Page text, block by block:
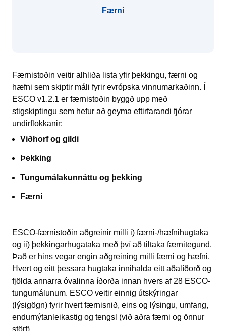
Færni
Færnistoðin veitir alhliða lista yfir þekkingu, færni og
hæfni sem skiptir máli fyrir evrópska vinnumarkaðinn. Í
ESCO v1.2.1 er færnistoðin byggð upp með
stigskiptingu sem hefur að geyma eftirfarandi fjórar
undirflokkanir:
Viðhorf og gildi
Þekking
Tungumálakunnáttu og þekking
Færni
ESCO-færnistoðin aðgreinir milli i) færni-/hæfnihugtaka
og ii) þekkingarhugataka með því að tiltaka færnitegund.
Það er hins vegar engin aðgreining milli færni og hæfni.
Hvert og eitt þessara hugtaka innihalda eitt aðalíðorð og
fjölda annarra óvalinna íðorða innan hvers af 28 ESCO-
tungumálunum. ESCO veitir einnig útskýringar
(lýsigögn) fyrir hvert færnisnið, eins og lýsingu, umfang,
endurnýtanleikastig og tengsl (við aðra færni og önnur
störf).